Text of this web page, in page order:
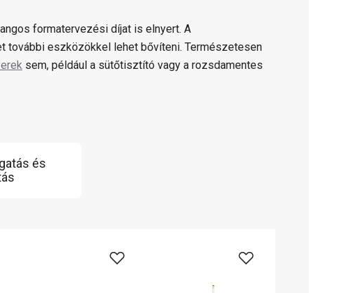
formatervezési díjat is elnyert. A
további eszközökkel lehet bővíteni. Természetesen
sem, például a sütőtisztító vagy a rozsdamentes
és